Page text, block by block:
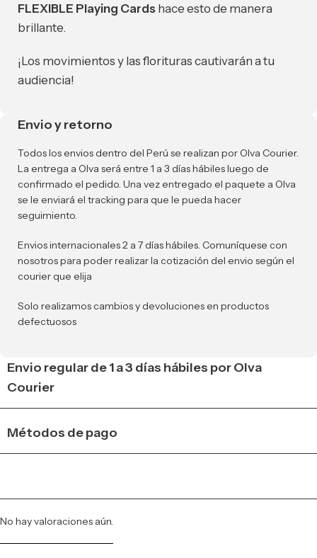
FLEXIBLE Playing Cards hace esto de manera
brillante.
¡Los movimientos y las florituras cautivarán a tu
audiencia!
Envio y retorno
Todos los envios dentro del Perú se realizan por Olva Courier.
La entrega a Olva será entre 1 a 3 días hábiles luego de
confirmado el pedido. Una vez entregado el paquete a Olva
se le enviará el tracking para que le pueda hacer
seguimiento.
Envios internacionales 2 a 7 días hábiles. Comuníquese con
nosotros para poder realizar la cotización del envio según el
courier que elija
Solo realizamos cambios y devoluciones en productos
defectuosos
Envio regular de 1 a 3 días hábiles por Olva
Courier
Métodos de pago
No hay valoraciones aún.